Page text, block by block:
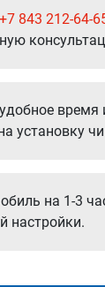
+7 843 212-64-
время
установку
на 1-3
настройки.